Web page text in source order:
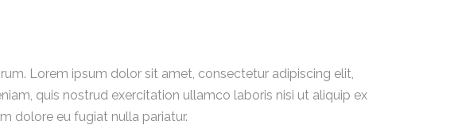
Lorem ipsum dolor sit amet, consectetur adipiscing elit,
quis nostrud exercitation ullamco laboris nisi ut aliquip ex
dolore eu fugiat nulla pariatur.